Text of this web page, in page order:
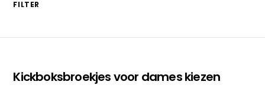
FILTER
Kickboksbroekjes voor dames kiezen